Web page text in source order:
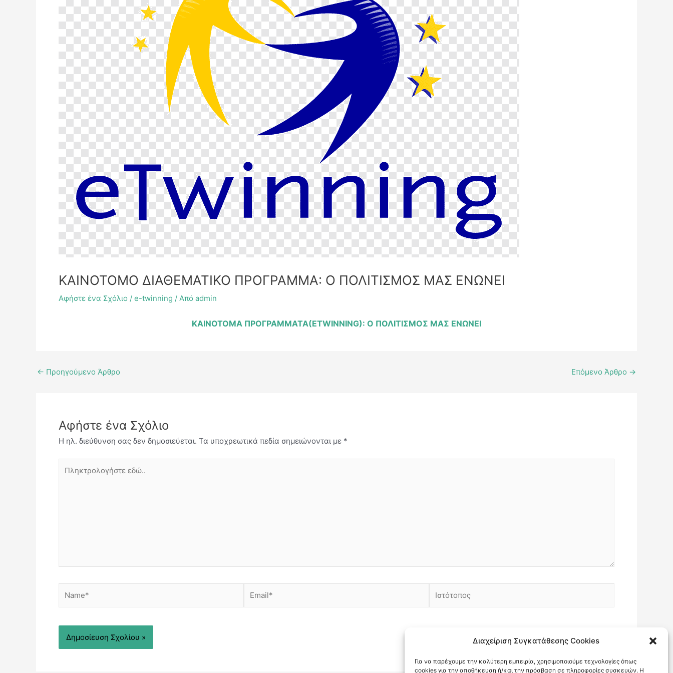
Διαχείριση Συγκατάθεσης Cookies
Για να παρέχουμε την καλύτερη εμπειρία, χρησιμοποιούμε τεχνολογίες όπως
cookies για την αποθήκευση ή/και την πρόσβαση σε πληροφορίες συσκευών. Η
ΚΑΙΝΟΤΟΜΟ ΔΙΑΘΕΜΑΤΙΚΟ ΠΡΟΓΡΑΜΜΑ: Ο ΠΟΛΙΤΙΣΜΟΣ ΜΑΣ ΕΝΩΝΕΙ
Αφήστε ένα Σχόλιο / e-twinning / Από admin
ΚΑΙΝΟΤΟΜΑ ΠΡΟΓΡΑΜΜΑΤΑ(ETWINNING): Ο ΠΟΛΙΤΙΣΜΟΣ ΜΑΣ ΕΝΩΝΕΙ
← Προηγούμενο Άρθρο Επόμενο Άρθρο →
Αφήστε ένα Σχόλιο
Η ηλ. διεύθυνση σας δεν δημοσιεύεται. Τα υποχρεωτικά πεδία σημειώνονται με *
εδώ..